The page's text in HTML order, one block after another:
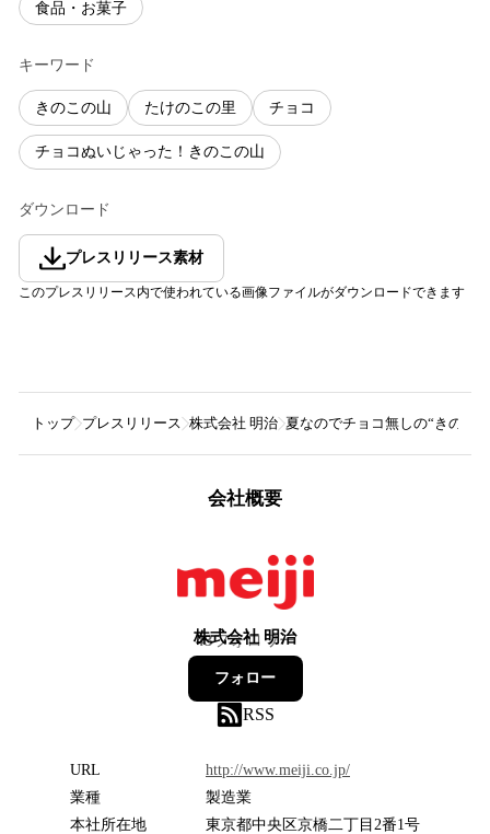
食品・お菓子
キーワード
きのこの山 たけのこの里 チョコ
チョコぬいじゃった！きのこの山
ダウンロード
プレスリリース素材
このプレスリリース内で使われている画像ファイルがダウンロードできます
トップ プレスリリース 株式会社 明治 夏なのでチョコ無しの“きのこ
会社概要
株式会社 明治
43フォロワー
フォロー
RSS
URL
http://www.meiji.co.jp/
業種
製造業
本社所在地
東京都中央区京橋二丁目2番1号